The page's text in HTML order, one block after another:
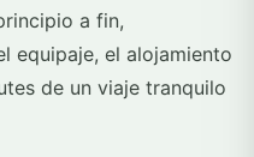
a fin,
equipaje, el alojamiento
de un viaje tranquilo